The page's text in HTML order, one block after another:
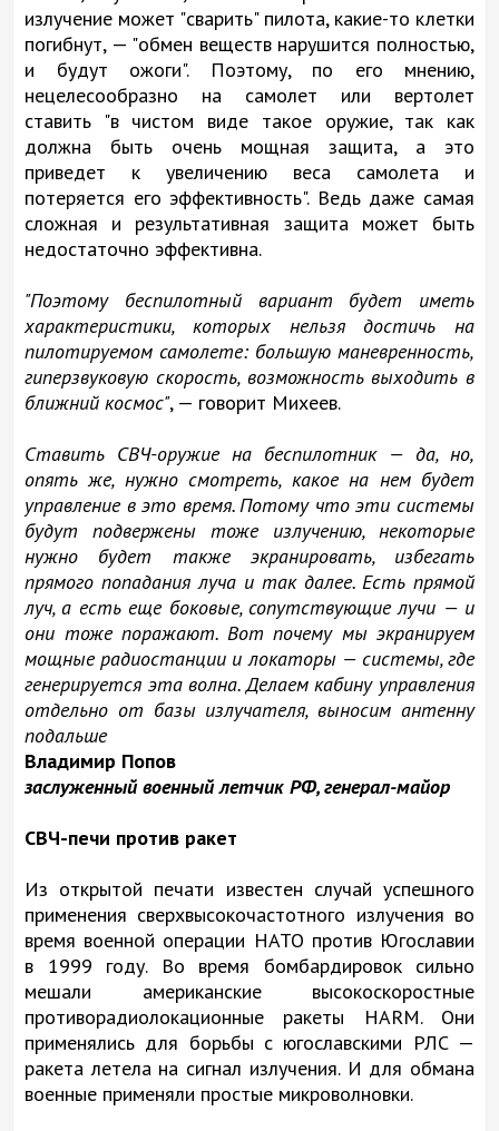
излучение может "сварить" пилота, какие-то клетки
погибнут, — "обмен веществ нарушится полностью,
и будут ожоги". Поэтому, по его мнению,
нецелесообразно на самолет или вертолет
ставить "в чистом виде такое оружие, так как
должна быть очень мощная защита, а это
приведет к увеличению веса самолета и
потеряется его эффективность". Ведь даже самая
сложная и результативная защита может быть
недостаточно эффективна.
"Поэтому беспилотный вариант будет иметь
характеристики, которых нельзя достичь на
пилотируемом самолете: большую маневренность,
гиперзвуковую скорость, возможность выходить в
ближний космос", — говорит Михеев.
Ставить СВЧ-оружие на беспилотник — да, но,
опять же, нужно смотреть, какое на нем будет
управление в это время. Потому что эти системы
будут подвержены тоже излучению, некоторые
нужно будет также экранировать, избегать
прямого попадания луча и так далее. Есть прямой
луч, а есть еще боковые, сопутствующие лучи — и
они тоже поражают. Вот почему мы экранируем
мощные радиостанции и локаторы — системы, где
генерируется эта волна. Делаем кабину управления
отдельно от базы излучателя, выносим антенну
подальше
Владимир Попов
заслуженный военный летчик РФ, генерал-майор
СВЧ-печи против ракет
Из открытой печати известен случай успешного
применения сверхвысокочастотного излучения во
время военной операции НАТО против Югославии
в 1999 году. Во время бомбардировок сильно
мешали американские высокоскоростные
противорадиолокационные ракеты HARM. Они
применялись для борьбы с югославскими РЛС —
ракета летела на сигнал излучения. И для обмана
военные применяли простые микроволновки.